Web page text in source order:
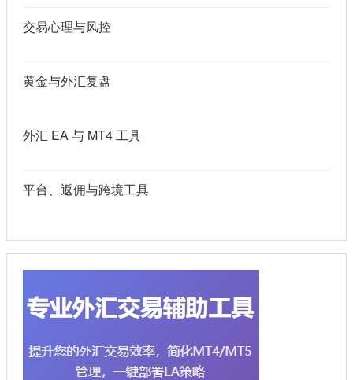
交易心理与风控
黄金与外汇复盘
外汇 EA 与 MT4 工具
平台、返佣与跨境工具